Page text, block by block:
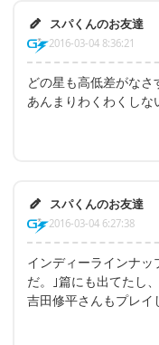
スパくんのお友達
2016-03-04 8:36:21
どの星も高低差がなさ
あんまりわくわくしな
スパくんのお友達
2016-03-04 6:27:38
インディーラインナ
だ。｣篇にも出てたし
吉田修平さんもプレイ